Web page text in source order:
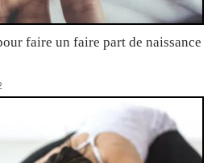
faire un faire part de naissance